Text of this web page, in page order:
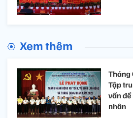
Xem thêm
Tháng
Tập
vấn
nhân